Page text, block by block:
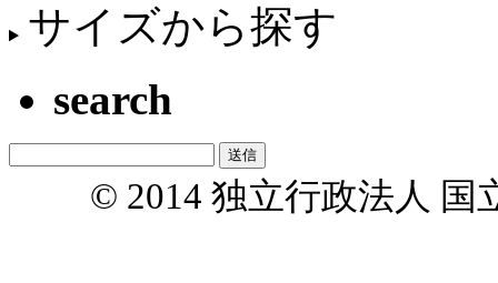
サイズから探す
search
© 2014 独立行政法人 国